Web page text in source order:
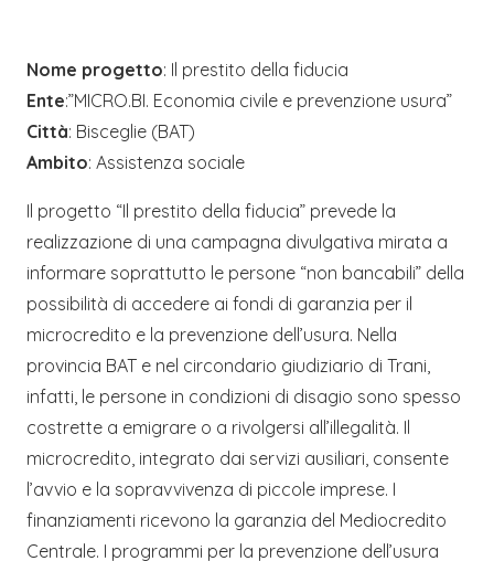
Nome progetto: Il prestito della fiducia
Ente:”MICRO.BI. Economia civile e prevenzione usura”
Città: Bisceglie (BAT)
Ambito: Assistenza sociale
Il progetto “Il prestito della fiducia” prevede la
realizzazione di una campagna divulgativa mirata a
informare soprattutto le persone “non bancabili” della
possibilità di accedere ai fondi di garanzia per il
microcredito e la prevenzione dell’usura. Nella
provincia BAT e nel circondario giudiziario di Trani,
infatti, le persone in condizioni di disagio sono spesso
costrette a emigrare o a rivolgersi all’illegalità. Il
microcredito, integrato dai servizi ausiliari, consente
l’avvio e la sopravvivenza di piccole imprese. I
finanziamenti ricevono la garanzia del Mediocredito
Centrale. I programmi per la prevenzione dell’usura